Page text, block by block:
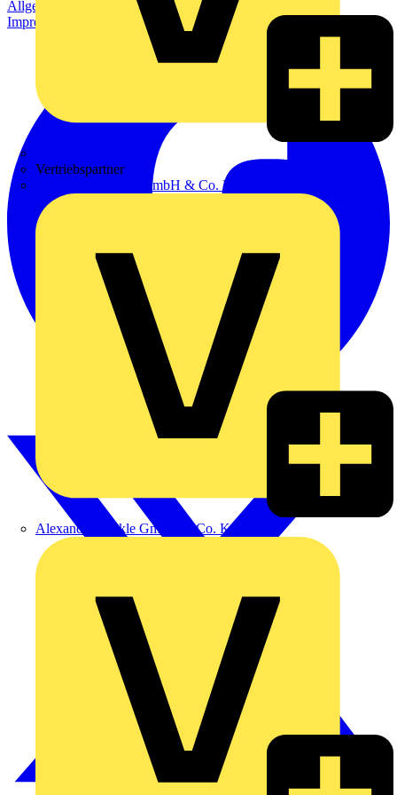
Vertriebspartner
Adalbert Zajadacz GmbH & Co. KG
Alexander Bürkle GmbH & Co. KG
Allgemeine Geschäftsbedingungen
Datenschutzerklärung
Impressum